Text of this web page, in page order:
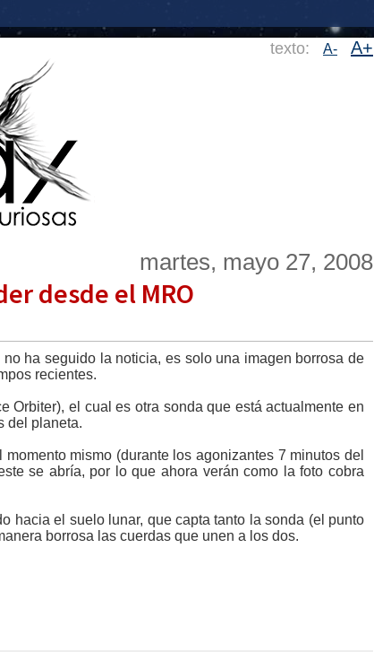
texto: A- A+
martes, mayo 27, 2008
desde el MRO
ha seguido la noticia, es solo una imagen borrosa de
recientes.
Orbiter), el cual es otra sonda que está actualmente en
del planeta.
mismo (durante los agonizantes 7 minutos del
se abría, por lo que ahora verán como la foto cobra
hacia el suelo lunar, que capta tanto la sonda (el punto
borrosa las cuerdas que unen a los dos.